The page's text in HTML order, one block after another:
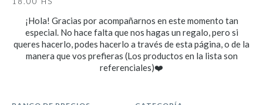
¡Hola! Gracias por acompañarnos en este momento tan
especial. No hace falta que nos hagas un regalo, pero si
queres hacerlo, podes hacerlo a través de esta página, o de la
manera que vos prefieras (Los productos en la lista son
referenciales)❤️